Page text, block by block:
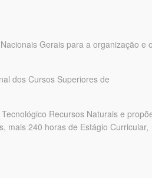
Gerais para a organização e o
dos Cursos Superiores de
Recursos Naturais e
mais 240 horas de Estágio Curricular,